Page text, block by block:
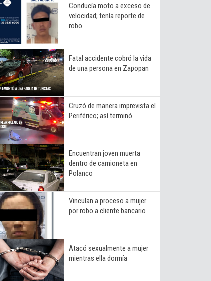
Conducía moto a exceso de
velocidad; tenía reporte de
robo
Fatal accidente cobró la vida
de una persona en Zapopan
Cruzó de manera imprevista el
Periférico; así terminó
Encuentran joven muerta
dentro de camioneta en
Polanco
Vinculan a proceso a mujer
por robo a cliente bancario
Atacó sexualmente a mujer
mientras ella dormía